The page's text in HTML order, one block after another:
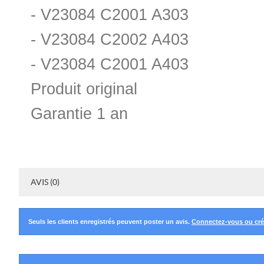
- V23084 C2001 A303
- V23084 C2002 A403
- V23084 C2001 A403
Produit original
Garantie 1 an
AVIS (0)
Seuls les clients enregistrés peuvent poster un avis. Connectez-vous ou